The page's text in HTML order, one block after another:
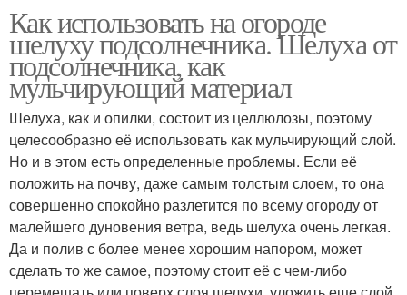
Как использовать на огороде
шелуху подсолнечника. Шелуха от
подсолнечника, как
мульчирующий материал
Шелуха, как и опилки, состоит из целлюлозы, поэтому
целесообразно её использовать как мульчирующий слой.
Но и в этом есть определенные проблемы. Если её
положить на почву, даже самым толстым слоем, то она
совершенно спокойно разлетится по всему огороду от
малейшего дуновения ветра, ведь шелуха очень легкая.
Да и полив с более менее хорошим напором, может
сделать то же самое, поэтому стоит её с чем-либо